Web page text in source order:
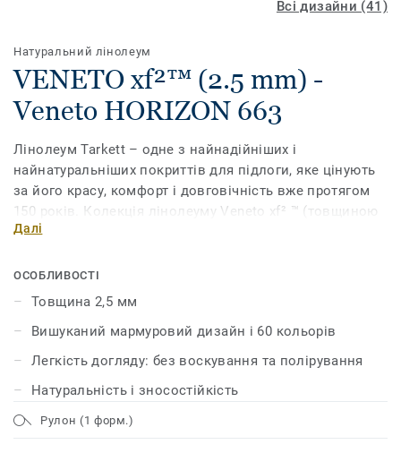
Всі дизайни (41)
Натуральний лінолеум
VENETO xf²™ (2.5 mm) -
Veneto HORIZON 663
Лінолеум Tarkett – одне з найнадійніших і
найнатуральніших покриттів для підлоги, яке цінують
за його красу, комфорт і довговічність вже протягом
150 років. Колекція лінолеуму Veneto xf² ™ (товщиною
2,5 мм) на 94% виготовлена ​​з натуральної сировини і
декорів яскравих і насичених кольорів. Поверхня
лінолеуму захищена за допомогою нашої унікальної
легкість догляду.
Далі
ОСОБЛИВОСТІ
Товщина 2,5 мм
Вишуканий мармуровий дизайн і 60 кольорів
Легкість догляду: без воскування та полірування
Натуральність і зносостійкість
Рулон (1 форм.)